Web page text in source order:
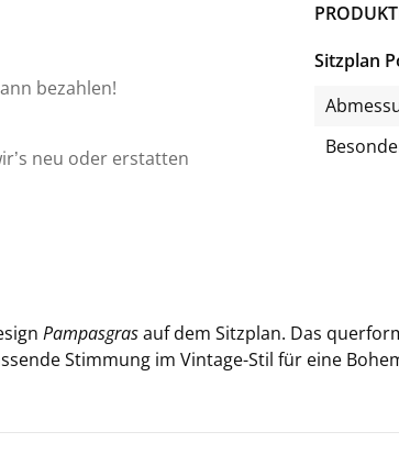
bezahlen!
neu oder erstatten
Sitzplan
Pam­pas­grasauf dem Sitz­plan. Das
Stim­mung im Vintage-​Stil für eine